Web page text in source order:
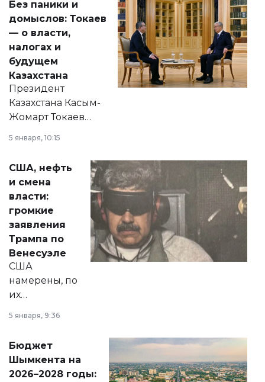
Без паники и
домыслов: Токаев
— о власти,
налогах и
будущем
Казахстана
Президент
Казахстана Касым-
Жомарт Токаев
сразу несколько
актуальных тем —
от слухов о
политических
реформах до
вопросов армии,
экономики и
личного здоровья.
5 января, 10:15
США, нефть
и смена
власти:
громкие
заявления
Трампа по
Венесуэле
США
намерены, по
их
принести
народу
Венесуэлы.
5 января, 9:36
Бюджет
Шымкента на
2026–2028 годы: